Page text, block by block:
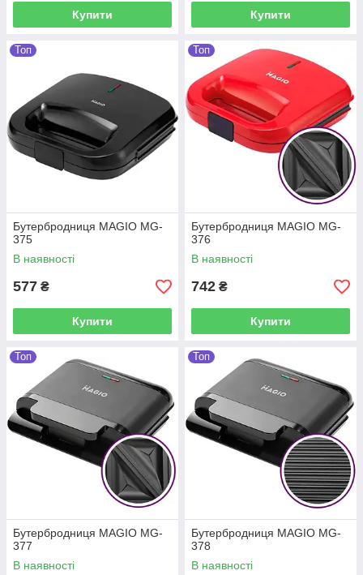
Купити Купити
Топ
Бутербродниця MAGIO MG-
375
В наявності
577 ₴
Купити
Топ
Бутербродниця MAGIO MG-
376
В наявності
742 ₴
Купити
Топ
Бутербродниця MAGIO MG-
377
В наявності
Топ
Бутербродниця MAGIO MG-
378
В наявності